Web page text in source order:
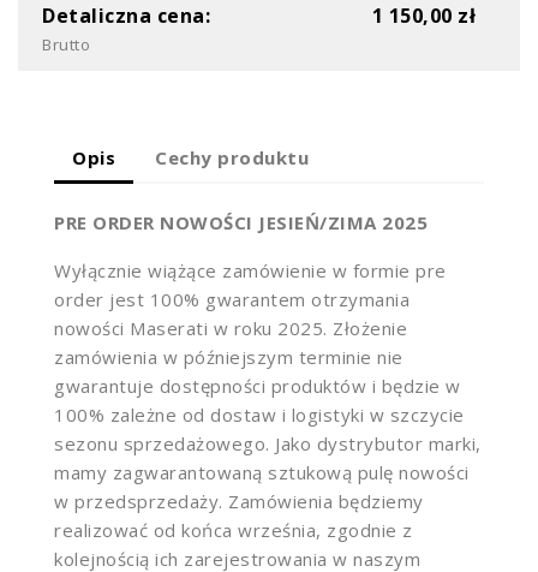
Detaliczna cena: 1 150,00 zł
Brutto
Opis Cechy produktu
PRE ORDER NOWOŚCI JESIEŃ/ZIMA 2025
Wyłącznie wiążące zamówienie w formie pre
order jest 100% gwarantem otrzymania
nowości Maserati w roku 2025. Złożenie
zamówienia w późniejszym terminie nie
gwarantuje dostępności produktów i będzie w
100% zależne od dostaw i logistyki w szczycie
sezonu sprzedażowego. Jako dystrybutor marki,
mamy zagwarantowaną sztukową pulę nowości
w przedsprzedaży. Zamówienia będziemy
realizować od końca września, zgodnie z
kolejnością ich zarejestrowania w naszym